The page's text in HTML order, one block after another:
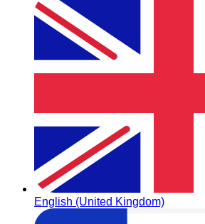
English (United Kingdom)